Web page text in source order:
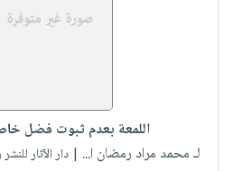
اللمعة بعدم ثبوت فضل
لـ محمد مراد رمضان ا... | دار الآثار